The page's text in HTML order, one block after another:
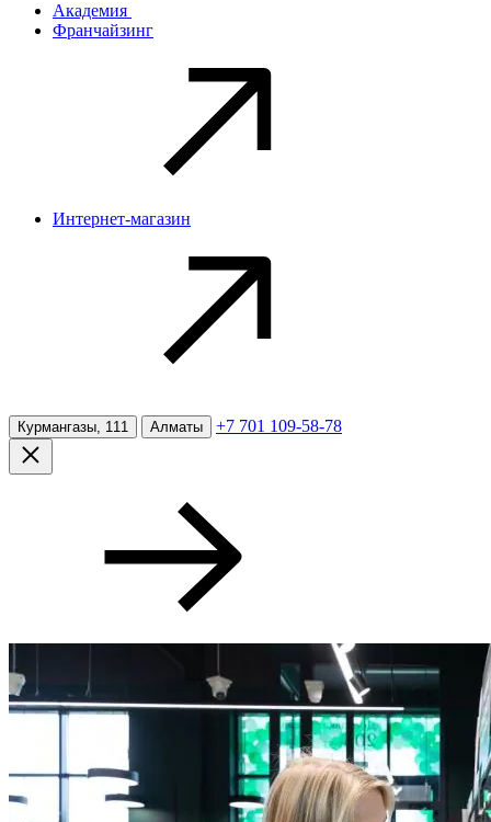
Академия
Франчайзинг
Интернет-магазин
Курмангазы, 111 Алматы +7 701 109-58-78